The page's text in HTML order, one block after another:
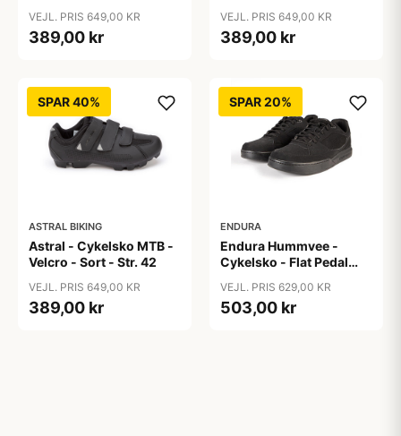
VEJL. PRIS 649,00 KR
389,00 kr
VEJL. PRIS 649,00 KR
389,00 kr
SPAR 40%
ASTRAL BIKING
Astral - Cykelsko MTB -
Velcro - Sort - Str. 42
VEJL. PRIS 649,00 KR
389,00 kr
SPAR 20%
ENDURA
Endura Hummvee -
Cykelsko - Flat Pedal
VEJL. PRIS 629,00 KR
503,00 kr